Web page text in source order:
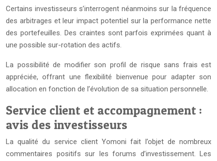
Certains investisseurs s’interrogent néanmoins sur la fréquence
des arbitrages et leur impact potentiel sur la performance nette
des portefeuilles. Des craintes sont parfois exprimées quant à
une possible sur-rotation des actifs.
La possibilité de modifier son profil de risque sans frais est
appréciée, offrant une flexibilité bienvenue pour adapter son
allocation en fonction de l’évolution de sa situation personnelle.
Service client et accompagnement :
avis des investisseurs
La qualité du service client Yomoni fait l’objet de nombreux
commentaires positifs sur les forums d’investissement. Les